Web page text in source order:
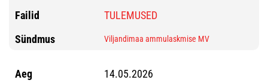
TULEMUSED
Viljandimaa ammulaskmise MV
14.05.2026